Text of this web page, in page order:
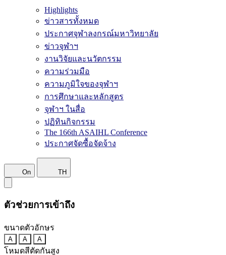
Highlights
ข่าวสารทั้งหมด
ประกาศจุฬาลงกรณ์มหาวิทยาลัย
ข่าวจุฬาฯ
งานวิจัยและนวัตกรรม
ความร่วมมือ
ความภูมิใจของจุฬาฯ
การศึกษาและหลักสูตร
จุฬาฯ ในสื่อ
ปฏิทินกิจกรรม
The 166th ASAIHL Conference
ประกาศจัดซื้อจัดจ้าง
On TH
ตัวช่วยการเข้าถึง
ขนาดตัวอักษร
A A A
โหมดสีตัดกันสูง